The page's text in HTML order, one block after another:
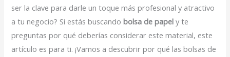
ser la clave para darle un toque más profesional y atractivo
a tu negocio? Si estás buscandobolsa de papel y te
preguntas por qué deberías considerar este material, este
artículo es para ti. ¡Vamos a descubrir por qué las bolsas de